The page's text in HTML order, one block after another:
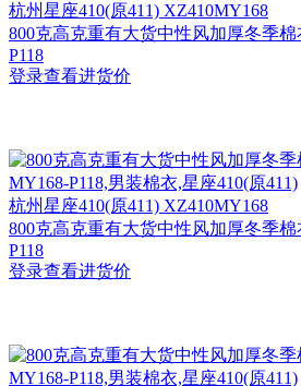
杭州星座410(原411) XZ410MY168
800克高克重有大货中性风加厚冬季
P118
登录查看进货价
杭州星座410(原411) XZ410MY168
800克高克重有大货中性风加厚冬季
P118
登录查看进货价